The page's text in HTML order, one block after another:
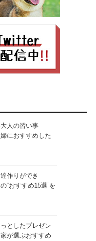
人の習い事
におすすめした
作りができ
“おすすめ15選”を
としたプレゼン
が選ぶおすすめ